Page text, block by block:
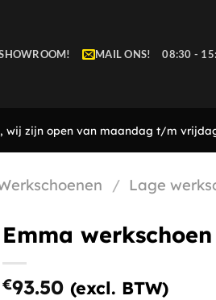
MAIL ONS! 08:30 -
zijn open van maandag t/m vrijdag
/ Lage
Emma
€93.50 (excl. BTW)